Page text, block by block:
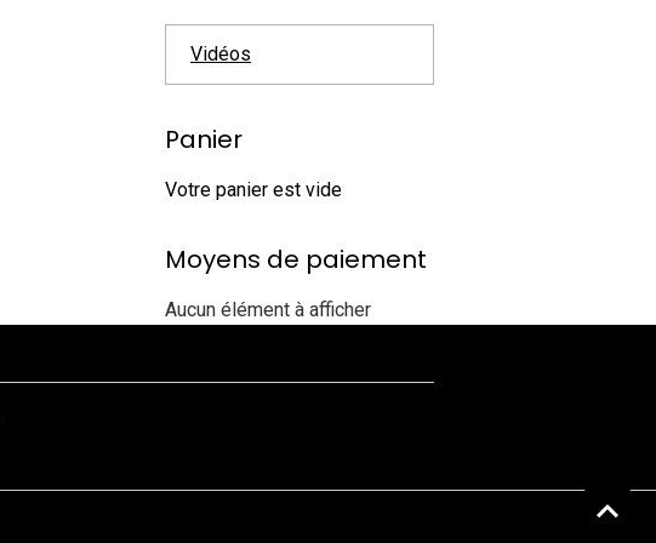
Vidéos
Panier
Votre panier est vide
Moyens de paiement
Aucun élément à afficher